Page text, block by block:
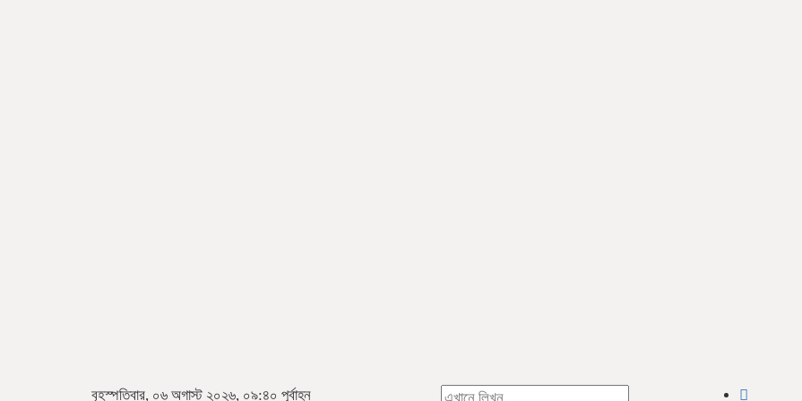
বৃহস্পতিবার, ০৬ অগাস্ট ২০২৬, ০৯:৪০ পূর্বাহ্ন